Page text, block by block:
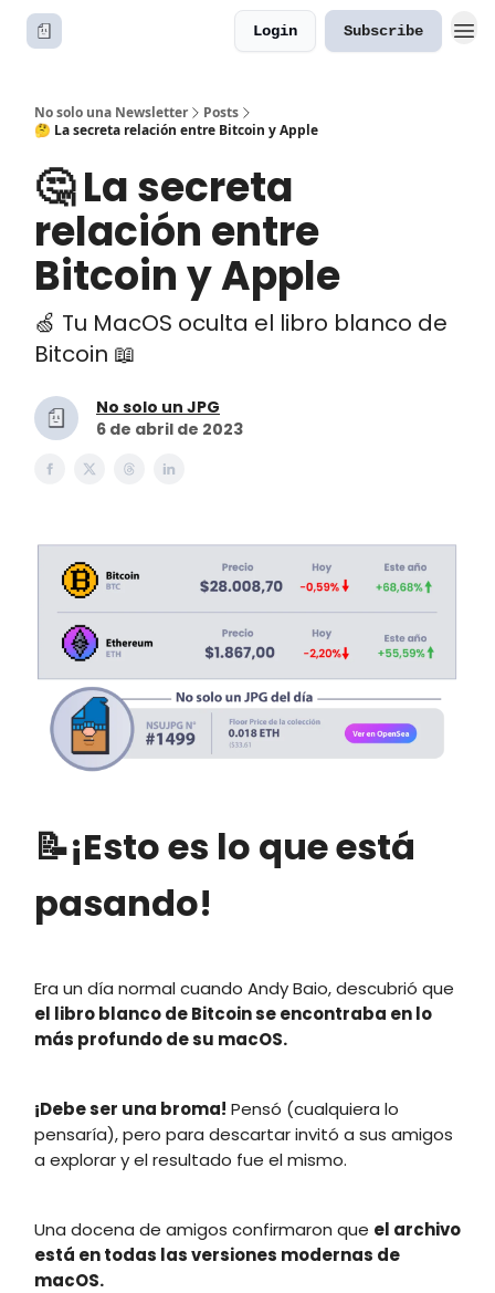
Login Subscribe
No solo una Newsletter
Posts
🤔 La secreta relación entre Bitcoin y Apple
🤔 La secreta
relación entre
Bitcoin y Apple
🍏 Tu MacOS oculta el libro blanco de
Bitcoin 📖
No solo un JPG
6 de abril de 2023
📝¡Esto es lo que está
pasando!
Era un día normal cuando Andy Baio, descubrió que
el libro blanco de Bitcoin se encontraba en lo
más profundo de su macOS.
¡Debe ser una broma! Pensó (cualquiera lo
pensaría), pero para descartar invitó a sus amigos
a explorar y el resultado fue el mismo.
Una docena de amigos confirmaron que el archivo
está en todas las versiones modernas de
macOS.